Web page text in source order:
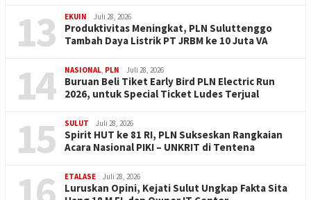
13 EKUIN Juli 28, 2026
Produktivitas Meningkat, PLN Suluttenggo
Tambah Daya Listrik PT JRBM ke 10 Juta VA
14 NASIONAL PLN Juli 28, 2026
Buruan Beli Tiket Early Bird PLN Electric Run
2026, untuk Special Ticket Ludes Terjual
15 SULUT Juli 28, 2026
Spirit HUT ke 81 RI, PLN Sukseskan Rangkaian
Acara Nasional PIKI – UNKRIT di Tentena
ETALASE Juli 28, 2026
Luruskan Opini, Kejati Sulut Ungkap Fakta Sita